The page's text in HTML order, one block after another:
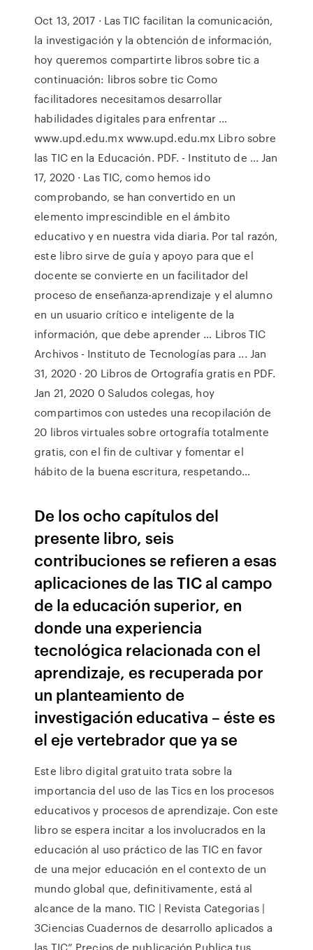
Oct 13, 2017 · Las TIC facilitan la comunicación,
la investigación y la obtención de información,
hoy queremos compartirte libros sobre tic a
continuación: libros sobre tic Como
facilitadores necesitamos desarrollar
habilidades digitales para enfrentar …
www.upd.edu.mx www.upd.edu.mx Libro sobre
las TIC en la Educación. PDF. - Instituto de ... Jan
17, 2020 · Las TIC, como hemos ido
comprobando, se han convertido en un
elemento imprescindible en el ámbito
educativo y en nuestra vida diaria. Por tal razón,
este libro sirve de guía y apoyo para que el
docente se convierte en un facilitador del
proceso de enseñanza-aprendizaje y el alumno
en un usuario crítico e inteligente de la
información, que debe aprender … Libros TIC
Archivos - Instituto de Tecnologías para ... Jan
31, 2020 · 20 Libros de Ortografía gratis en PDF.
Jan 21, 2020 0 Saludos colegas, hoy
compartimos con ustedes una recopilación de
20 libros virtuales sobre ortografía totalmente
gratis, con el fin de cultivar y fomentar el
hábito de la buena escritura, respetando…
De los ocho capítulos del
presente libro, seis
contribuciones se refieren a esas
aplicaciones de las TIC al campo
de la educación superior, en
donde una experiencia
tecnológica relacionada con el
aprendizaje, es recuperada por
un planteamiento de
investigación educativa – éste es
el eje vertebrador que ya se
Este libro digital gratuito trata sobre la
importancia del uso de las Tics en los procesos
educativos y procesos de aprendizaje. Con este
libro se espera incitar a los involucrados en la
educación al uso práctico de las TIC en favor
de una mejor educación en el contexto de un
mundo global que, definitivamente, está al
alcance de la mano. TIC | Revista Categorias |
3Ciencias Cuadernos de desarrollo aplicados a
las TIC” Precios de publicación Publica tus